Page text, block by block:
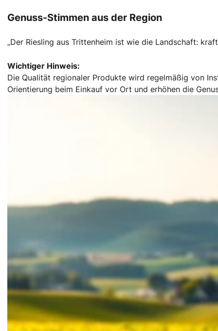
Genuss-Stimmen aus der Region
„Der Riesling aus Trittenheim ist wie die Landschaft:
Wichtiger Hinweis:
Die Qualität regionaler Produkte wird regelmäßig von
Orientierung beim Einkauf vor Ort und erhöhen die